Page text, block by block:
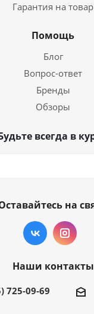
Гарантия на товар
Помощь
Блог
Вопрос-ответ
Бренды
Обзоры
всегда в
на
Наши контакты
725-09-69